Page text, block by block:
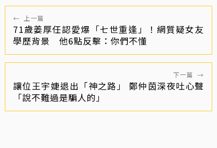
← 上一篇
71歲姜厚任認愛爆「七世重逢」！網質疑女友
學歷背景 他6點反擊：你們不懂
下一篇 →
讓位王宇婕退出「神之路」 鄭仲茵深夜吐心聲
「說不難過是騙人的」